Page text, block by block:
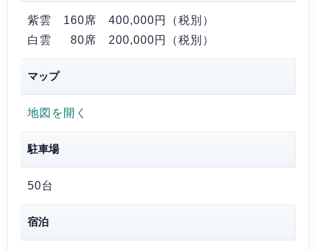
紫雲 160席 400,000円（税別）
白雲 80席 200,000円（税別）
マップ
地図を開く
駐車場
50台
宿泊